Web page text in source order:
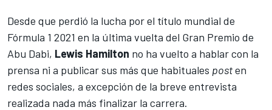
Desde que perdió la lucha por el título mundial de
Fórmula 1 2021 en la última vuelta del Gran Premio de
Abu Dabi, Lewis Hamilton no ha vuelto a hablar con la
prensa ni a publicar sus más que habituales posten
redes sociales, a excepción de la breve entrevista
realizada nada más finalizar la carrera.